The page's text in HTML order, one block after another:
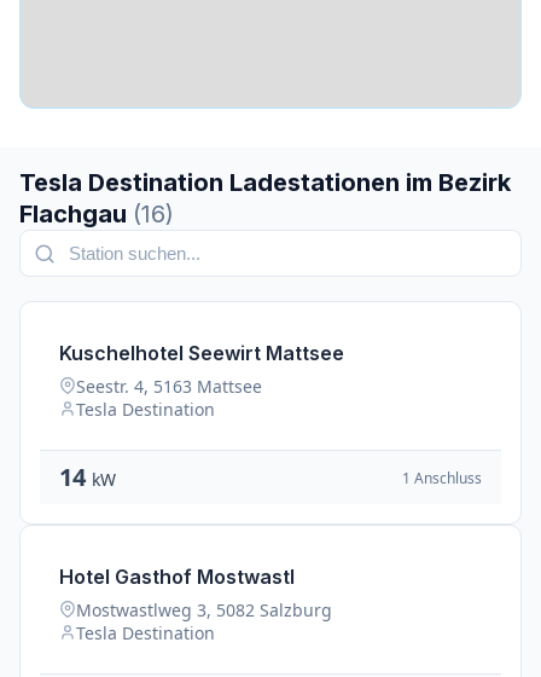
Tesla Destination Ladestationen im Bezirk
Flachgau (16)
Kuschelhotel Seewirt Mattsee
Seestr. 4, 5163 Mattsee
Tesla Destination
14 kW 1 Anschluss
Hotel Gasthof Mostwastl
Mostwastlweg 3, 5082 Salzburg
Tesla Destination